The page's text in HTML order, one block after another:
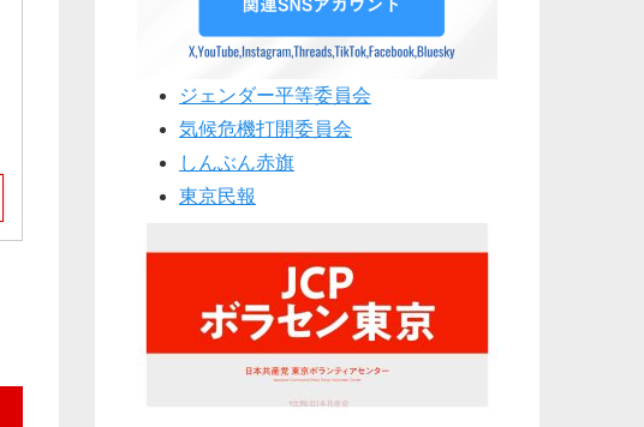
ジェンダー平等委員会
気候危機打開委員会
しんぶん赤旗
東京民報